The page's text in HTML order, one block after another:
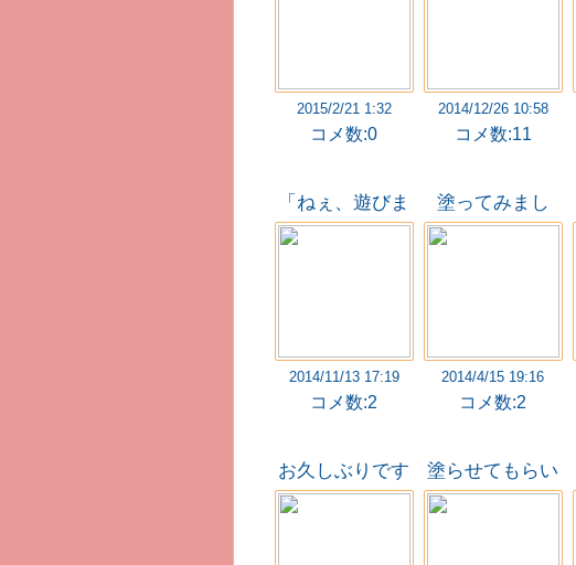
2015/2/21 1:32
コメ数:0
2014/12/26 10:58
コメ数:11
「ねぇ、遊びま
しょう？」
2014/11/13 17:19
コメ数:2
塗ってみまし
た！！
2014/4/15 19:16
コメ数:2
お久しぶりです
塗らせてもらい
やすた